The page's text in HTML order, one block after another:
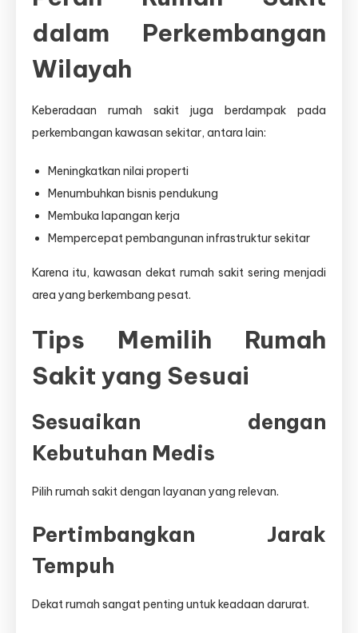
dalam Perkembangan
Wilayah
Keberadaan rumah sakit juga berdampak pada
perkembangan kawasan sekitar, antara lain:
Meningkatkan nilai properti
Menumbuhkan bisnis pendukung
Membuka lapangan kerja
Mempercepat pembangunan infrastruktur sekitar
Karena itu, kawasan dekat rumah sakit sering menjadi
area yang berkembang pesat.
Tips Memilih Rumah
Sakit yang Sesuai
Sesuaikan dengan
Kebutuhan Medis
Pilih rumah sakit dengan layanan yang relevan.
Pertimbangkan Jarak
Tempuh
Dekat rumah sangat penting untuk keadaan darurat.